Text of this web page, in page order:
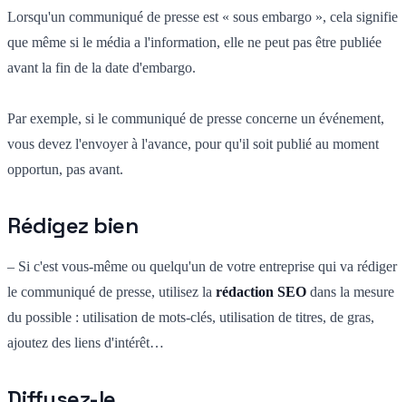
Lorsqu'un communiqué de presse est « sous embargo », cela signifie
que même si le média a l'information, elle ne peut pas être publiée
avant la fin de la date d'embargo.
Par exemple, si le communiqué de presse concerne un événement,
vous devez l'envoyer à l'avance, pour qu'il soit publié au moment
opportun, pas avant.
Rédigez bien
– Si c'est vous-même ou quelqu'un de votre entreprise qui va rédiger
le communiqué de presse, utilisez la rédaction SEO dans la mesure
du possible : utilisation de mots-clés, utilisation de titres, de gras,
ajoutez des liens d'intérêt…